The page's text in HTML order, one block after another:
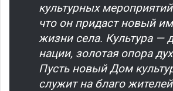
культурных
что он придаст новый
жизни села. Культура —
нации, золотая опора
Пусть новый Дом
служит на благо